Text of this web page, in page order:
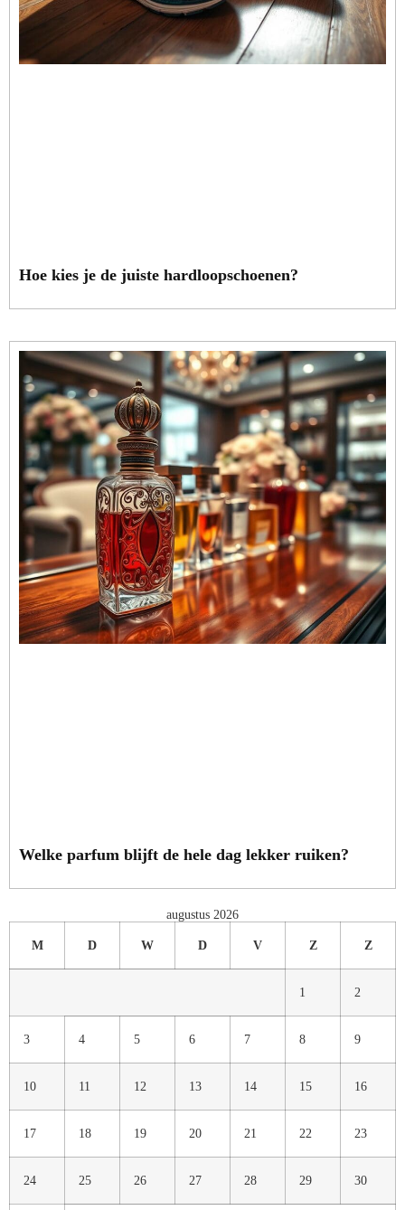
Hoe kies je de juiste hardloopschoenen?
Welke parfum blijft de hele dag lekker ruiken?
augustus 2026
M D W D V Z Z
1 2
3 4 5 6 7 8 9
10 11 12 13 14 15 16
17 18 19 20 21 22 23
24 25 26 27 28 29 30